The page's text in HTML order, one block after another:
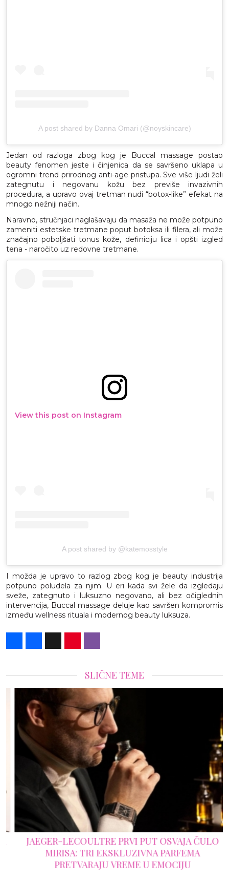
A post shared by Danna Omari (@noyskincare)
Jedan od razloga zbog kog je Buccal massage postao
beauty fenomen jeste i činjenica da se savršeno uklapa u
ogromni trend prirodnog anti-age pristupa. Sve više ljudi želi
zategnutu i negovanu kožu bez previše invazivnih
procedura, a upravo ovaj tretman nudi “botox-like” efekat na
mnogo nežniji način.
Naravno, stručnjaci naglašavaju da masaža ne može potpuno
zameniti estetske tretmane poput botoksa ili filera, ali može
značajno poboljšati tonus kože, definiciju lica i opšti izgled
tena - naročito uz redovne tretmane.
View this post on Instagram
A post shared by @katemosstyle
I možda je upravo to razlog zbog kog je beauty industrija
potpuno poludela za njim. U eri kada svi žele da izgledaju
sveže, zategnuto i luksuzno negovano, ali bez očiglednih
intervencija, Buccal massage deluje kao savršen kompromis
između wellness rituala i modernog beauty luksuza.
SLIČNE TEME
JAEGER-LECOULTRE PRVI PUT OSVAJA ČULO
MIRISA: TRI EKSKLUZIVNA PARFEMA
PRETVARAJU VREME U EMOCIJU